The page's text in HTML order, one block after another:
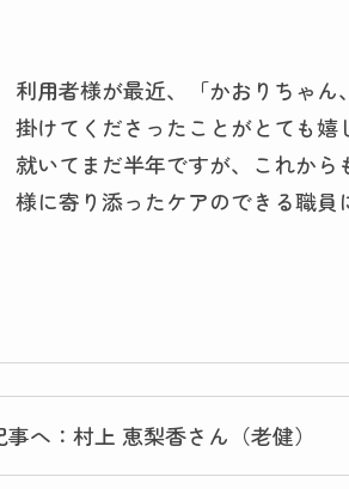
利用者様が最近、「かおりちゃ
掛けてくださったことがとても
就いてまだ半年ですが、これか
様に寄り添ったケアのできる職員
へ：村上 恵梨香さん（老健）